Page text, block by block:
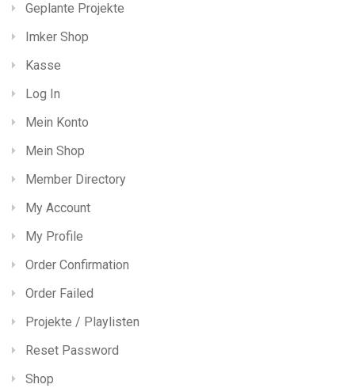
Geplante Projekte
Imker Shop
Kasse
Log In
Mein Konto
Mein Shop
Member Directory
My Account
My Profile
Order Confirmation
Order Failed
Projekte / Playlisten
Reset Password
Shop